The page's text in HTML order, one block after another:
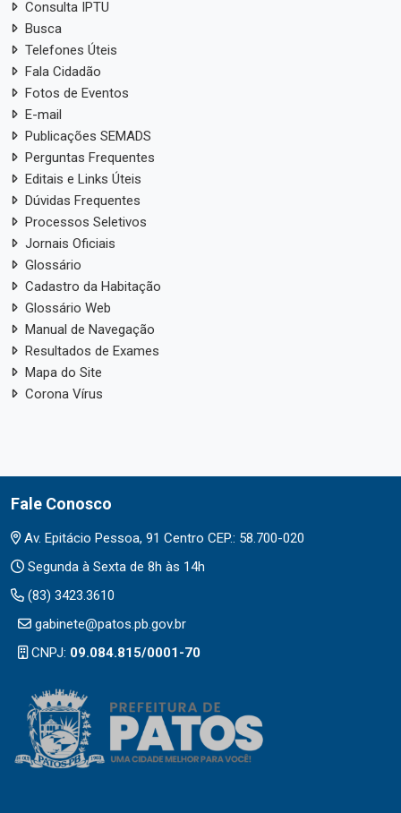
Consulta IPTU
Busca
Telefones Úteis
Fala Cidadão
Fotos de Eventos
E-mail
Publicações SEMADS
Perguntas Frequentes
Editais e Links Úteis
Dúvidas Frequentes
Processos Seletivos
Jornais Oficiais
Glossário
Cadastro da Habitação
Glossário Web
Manual de Navegação
Resultados de Exames
Mapa do Site
Corona Vírus
Fale Conosco
Av. Epitácio Pessoa, 91 Centro CEP.: 58.700-020
Segunda à Sexta de 8h às 14h
(83) 3423.3610
gabinete@patos.pb.gov.br
CNPJ: 09.084.815/0001-70